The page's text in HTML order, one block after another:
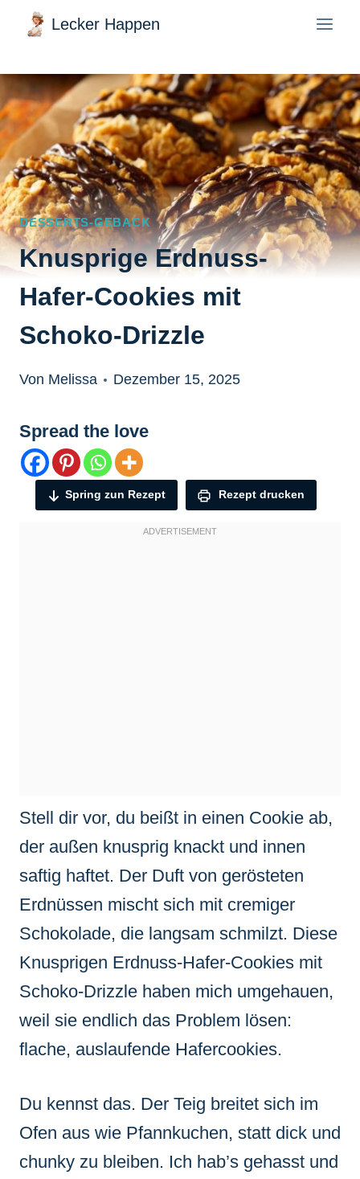
Zum
Inhalt
springen
Lecker Happen
DESSERTS-GEBACK
Knusprige Erdnuss-
Hafer-Cookies mit
Schoko-Drizzle
Von Melissa Dezember 15, 2025
Spread the love
Spring zun Rezept Rezept drucken
Stell dir vor, du beißt in einen Cookie ab,
der außen knusprig knackt und innen
saftig haftet. Der Duft von gerösteten
Erdnüssen mischt sich mit cremiger
Schokolade, die langsam schmilzt. Diese
Knusprigen Erdnuss-Hafer-Cookies mit
Schoko-Drizzle haben mich umgehauen,
weil sie endlich das Problem lösen:
flache, auslaufende Hafercookies.
Du kennst das. Der Teig breitet sich im
Ofen aus wie Pfannkuchen, statt dick und
chunky zu bleiben. Ich hab’s gehasst und